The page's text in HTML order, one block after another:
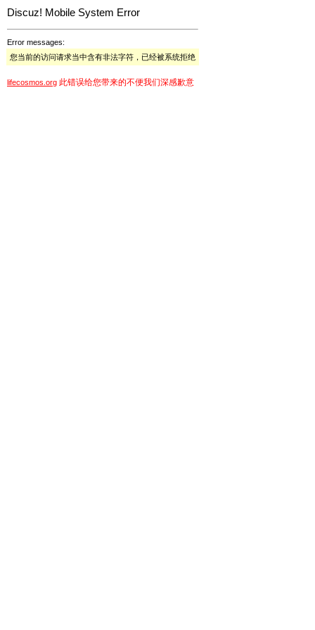
Discuz! Mobile System Error
Error messages:
您当前的访问请求当中含有非法字符，已经被系统拒绝
lifecosmos.org 此错误给您带来的不便我们深感歉意